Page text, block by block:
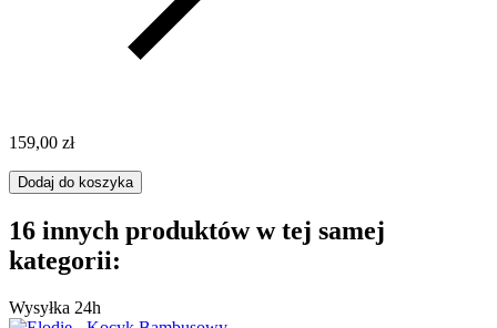
159,00 zł
Dodaj do koszyka
16 innych produktów w tej samej
kategorii:
Wysyłka 24h